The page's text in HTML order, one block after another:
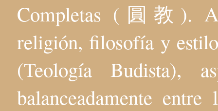
Completas (圓教).
religión, filosofía y
(Teología Budista),
balanceadamente